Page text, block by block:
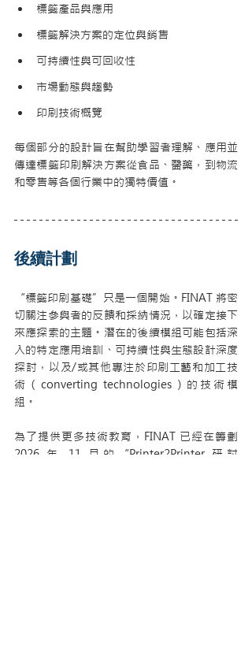
標籤產品與應用
標籤解決方案的定位與銷售
可持續性與可回收性
市場動態與趨勢
印刷技術概覽
每個部分的設計旨在幫助學習者理解、應用並
傳達標籤印刷解決方案從食品、醫藥，到物流
和零售等各個行業中的獨特價值。
後續計劃
“標籤印刷基礎”只是一個開始。FINAT 將密
切關注參與者的反饋和採納情況，以確定接下
來應探索的主題。潛在的後續模組可能包括深
入的特定應用培訓、可持續性與生態設計深度
探討，以及/或其他專注於印刷工藝和加工技
術（converting technologies）的技術模
組。
為了提供更多技術教育，FINAT 已經在籌劃
2026 年 11 月的“Printer2Printer 研討